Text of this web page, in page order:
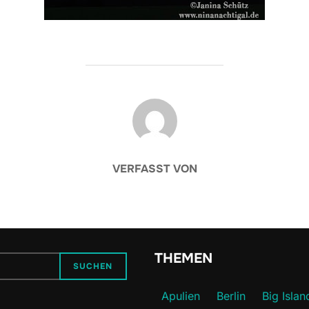
BEITRAGSAUTOR
VERFASST VON
SUCHEN THEMEN
Apulien Berlin Big